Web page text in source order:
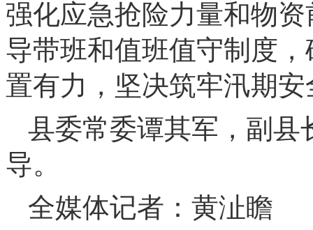
强化应急抢险力量和物
导带班和值班值守制度
置有力，坚决筑牢汛期
县委常委谭其军，副县
导。
全媒体记者：黄沚瞻